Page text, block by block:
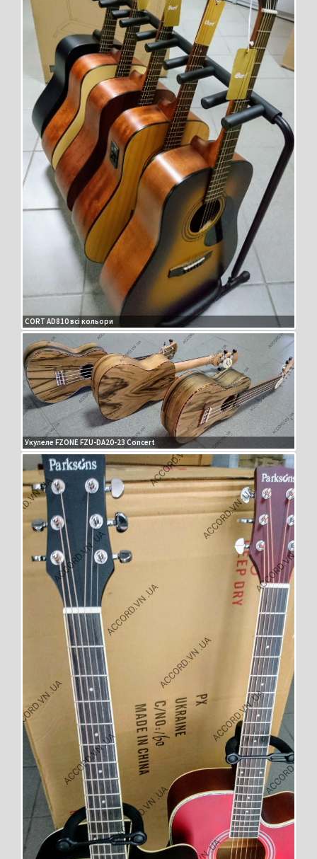
CORT AD810 всі кольори
Укулеле FZONE FZU-DA20-23 Concert